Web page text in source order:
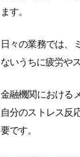
ます。
日々の業務では、
ないうちに疲労や
金融機関における
自分のストレス反
要です。